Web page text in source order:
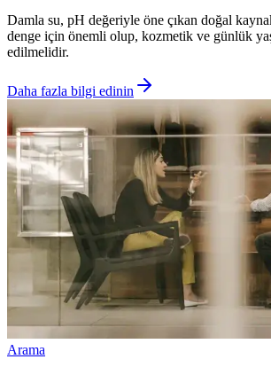
Damla su, pH değeriyle öne çıkan doğal
denge için önemli olup, kozmetik ve günlük
edilmelidir.
Daha fazla bilgi edinin
Arama